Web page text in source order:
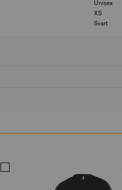
Unisex
XS
Svart
Jämför BASIC ROUNDNECK SVART L